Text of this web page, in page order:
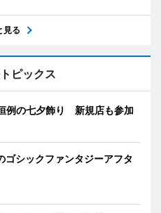
見る
ピックス
例の七夕飾り 新規店も参加
ゴシックファンタジーアフタ